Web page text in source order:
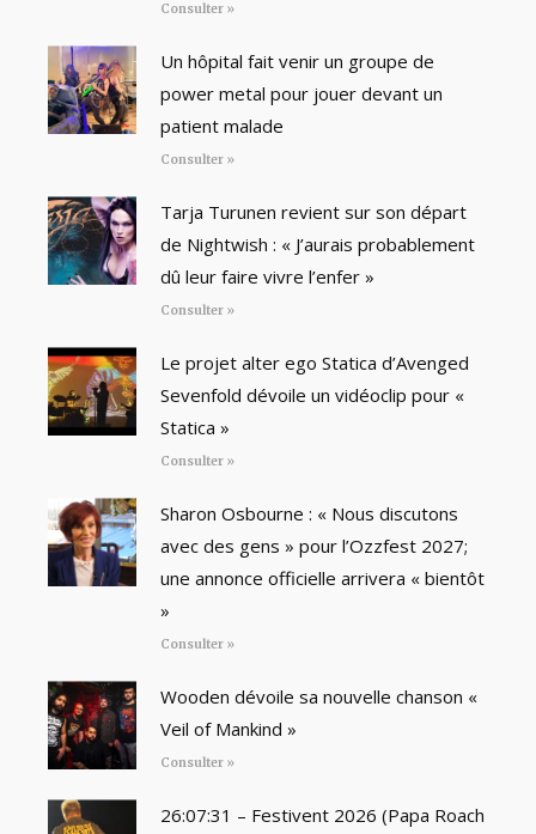
Consulter »
Un hôpital fait venir un groupe de
power metal pour jouer devant un
patient malade
Consulter »
Tarja Turunen revient sur son départ
de Nightwish : « J’aurais probablement
dû leur faire vivre l’enfer »
Consulter »
Le projet alter ego Statica d’Avenged
Sevenfold dévoile un vidéoclip pour «
Statica »
Consulter »
Sharon Osbourne : « Nous discutons
avec des gens » pour l’Ozzfest 2027;
une annonce officielle arrivera « bientôt
»
Consulter »
Wooden dévoile sa nouvelle chanson «
Veil of Mankind »
Consulter »
26:07:31 – Festivent 2026 (Papa Roach